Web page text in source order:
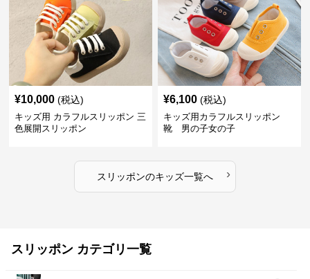
¥10,000 (税込)
キッズ用 カラフルスリッポン 三
色展開スリッポン
¥6,100 (税込)
キッズ用カラフルスリッポン
靴 男の子女の子
スリッポンのキッズ一覧へ ›
スリッポン カテゴリ一覧